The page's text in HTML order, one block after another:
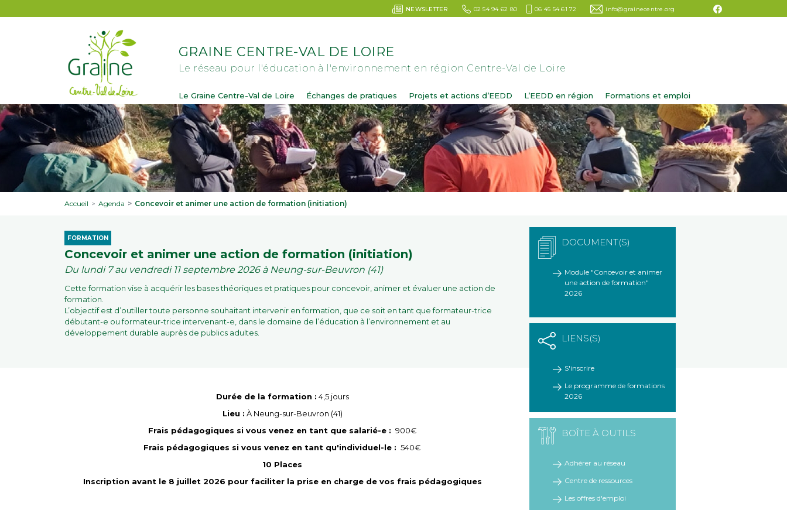
NEWSLETTER 02 54 94 62 80 06 45 54 61 72 info@grainecentre.org
GRAINE CENTRE-VAL DE LOIRE
Le réseau pour l'éducation à l'environnement en région Centre-Val de Loire
Le Graine Centre-Val de Loire Échanges de pratiques Projets et actions d’EEDD L’EEDD en région Formations et emploi
Accueil Agenda Concevoir et animer une action de formation (initiation)
FORMATION
Concevoir et animer une action de formation (initiation)
Du lundi 7 au vendredi 11 septembre 2026 à Neung-sur-Beuvron (41)
Cette formation vise à acquérir les bases théoriques et pratiques pour concevoir, animer et évaluer une action de
formation.
L’objectif est d’outiller toute personne souhaitant intervenir en formation, que ce soit en tant que formateur-trice
débutant-e ou formateur-trice intervenant-e, dans le domaine de l’éducation à l’environnement et au
développement durable auprès de publics adultes.
Durée de la formation : 4,5 jours
Lieu : À Neung-sur-Beuvron (41)
Frais pédagogiques si vous venez en tant que salarié-e : 900€
Frais pédagogiques si vous venez en tant qu'individuel-le : 540€
10 Places
Inscription avant le 8 juillet 2026 pour faciliter la prise en charge de vos frais pédagogiques
DOCUMENT(S)
Module "Concevoir et animer
une action de formation"
2026
LIENS(S)
S'inscrire
Le programme de formations
2026
BOÎTE À OUTILS
Adhérer au réseau
Centre de ressources
Les offres d'emploi